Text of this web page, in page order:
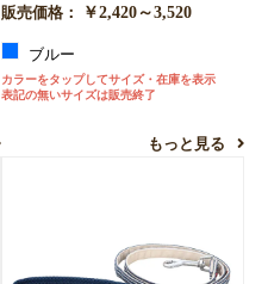
販売価格：
￥2,420～3,520
ブルー
カラーをタップしてサイズ・在庫を表示
表記の無いサイズは販売終了
もっと見る